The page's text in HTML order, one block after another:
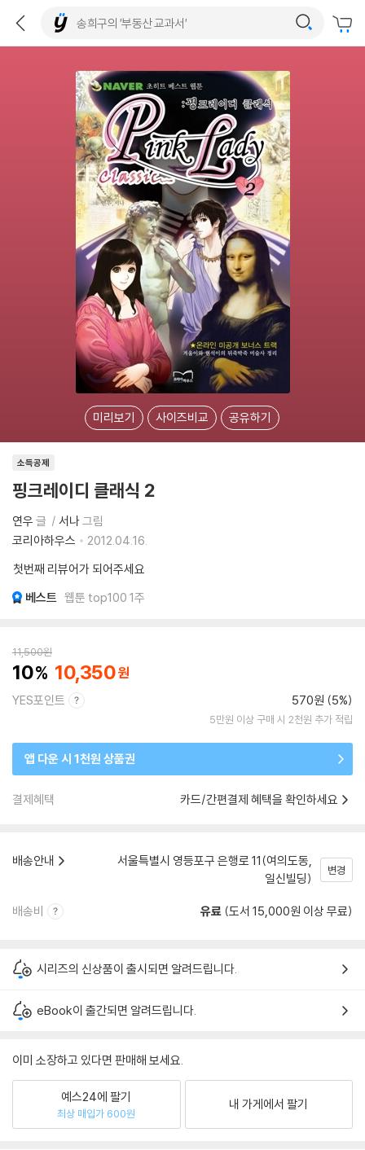
미리보기 사이즈비교 공유하기
소득공제
핑크레이디 클래식 2
연우 글 서나그림
코리아하우스
2012.04.16.
첫번째 리뷰어가 되어주세요
베스트 웹툰 top100 1주
11,500원
10 10,350
YES포인트 570원 (5%)
5만원 이상 구매 시 2천원 추가 적립
앱 다운 시 1천원 상품권
결제혜택 카드/간편결제 혜택을 확인하세요
배송안내
서울특별시 영등포구 은행로 11(여의도동,
일신빌딩)
변경
배송비 유료 (도서 15,000원 이상 무료)
시리즈의 신상품이 출시되면 알려드립니다.
eBook이 출간되면 알려드립니다.
이미 소장하고 있다면 판매해 보세요.
예스24에 팔기
최상 매입가 600원
내 가게에서 팔기